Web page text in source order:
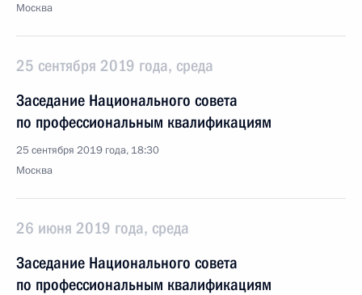
Москва
25 сентября 2019 года, среда
Заседание Национального совета
по профессиональным квалификациям
25 сентября 2019 года, 18:30
Москва
26 июня 2019 года, среда
Заседание Национального совета
по профессиональным квалификациям